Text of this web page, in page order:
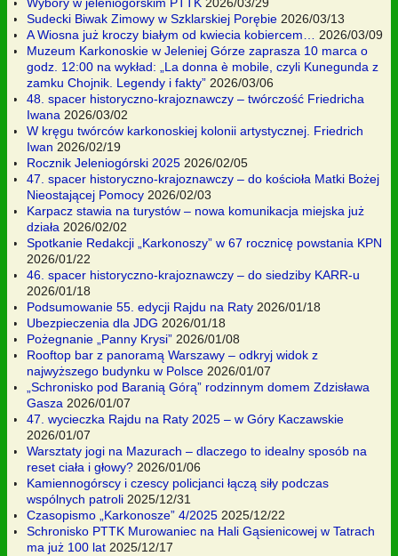
Sudecki Biwak Zimowy w Szklarskiej Porębie 2026/03/13
A Wiosna już kroczy białym od kwiecia kobiercem…
2026/03/09
Muzeum Karkonoskie w Jeleniej Górze zaprasza 10 marca o
godz. 12:00 na wykład: „La donna è mobile, czyli Kunegunda z
zamku Chojnik. Legendy i fakty” 2026/03/06
48. spacer historyczno-krajoznawczy – twórczość Friedricha
Iwana 2026/03/02
W kręgu twórców karkonoskiej kolonii artystycznej. Friedrich
Iwan 2026/02/19
Rocznik Jeleniogórski 2025 2026/02/05
47. spacer historyczno-krajoznawczy – do kościoła Matki Bożej
Nieostającej Pomocy 2026/02/03
Karpacz stawia na turystów – nowa komunikacja miejska już
działa 2026/02/02
Spotkanie Redakcji „Karkonoszy” w 67 rocznicę powstania KPN
2026/01/22
46. spacer historyczno-krajoznawczy – do siedziby KARR-u
2026/01/18
Podsumowanie 55. edycji Rajdu na Raty 2026/01/18
Ubezpieczenia dla JDG 2026/01/18
Pożegnanie „Panny Krysi” 2026/01/08
Rooftop bar z panoramą Warszawy – odkryj widok z
najwyższego budynku w Polsce 2026/01/07
„Schronisko pod Baranią Górą” rodzinnym domem Zdzisława
Gasza 2026/01/07
47. wycieczka Rajdu na Raty 2025 – w Góry Kaczawskie
2026/01/07
Warsztaty jogi na Mazurach – dlaczego to idealny sposób na
reset ciała i głowy? 2026/01/06
Kamiennogórscy i czescy policjanci łączą siły podczas
wspólnych patroli 2025/12/31
Czasopismo „Karkonosze” 4/2025 2025/12/22
Schronisko PTTK Murowaniec na Hali Gąsienicowej w Tatrach
ma już 100 lat 2025/12/17